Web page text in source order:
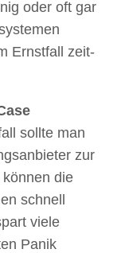
oder oft gar
Ernstfall zeit-
sollte man
zur
die
schnell
viele
Panik